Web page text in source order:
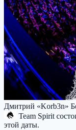
Дмитрий «Korb3n»
Team Spirit
этой даты.